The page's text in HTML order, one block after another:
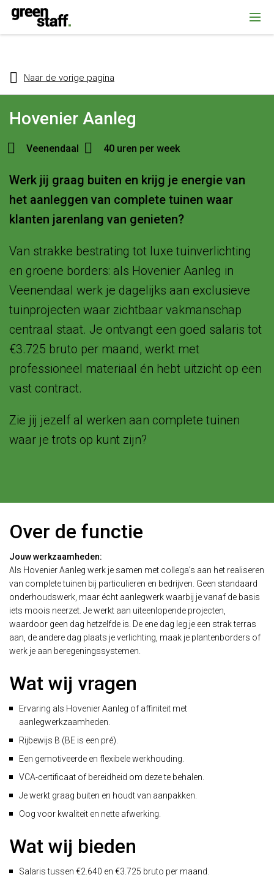
{ "@context": "https://schema.org", "@type": "Organization", "name":
""Greenstaff, "url": "https://www.greenstaff.nl", "logo": "" }
Naar de vorige pagina
Hovenier Aanleg
Veenendaal 40 uren per week
Werk jij graag buiten en krijg je energie van
het aanleggen van complete tuinen waar
klanten jarenlang van genieten?
Van strakke bestrating tot luxe tuinverlichting
en groene borders: als Hovenier Aanleg in
Veenendaal werk je dagelijks aan exclusieve
tuinprojecten waar zichtbaar vakmanschap
centraal staat. Je ontvangt een goed salaris tot
€3.725 bruto per maand, werkt met
professioneel materiaal én hebt uitzicht op een
vast contract.
Zie jij jezelf al werken aan complete tuinen
waar je trots op kunt zijn?
Over de functie
Jouw werkzaamheden:
Als Hovenier Aanleg werk je samen met collega’s aan het realiseren
van complete tuinen bij particulieren en bedrijven. Geen standaard
onderhoudswerk, maar écht aanlegwerk waarbij je vanaf de basis
iets moois neerzet. Je werkt aan uiteenlopende projecten,
waardoor geen dag hetzelfde is. De ene dag leg je een strak terras
aan, de andere dag plaats je verlichting, maak je plantenborders of
werk je aan beregeningssystemen.
Wat wij vragen
Ervaring als Hovenier Aanleg of affiniteit met
aanlegwerkzaamheden.
Rijbewijs B (BE is een pré).
Een gemotiveerde en flexibele werkhouding.
VCA-certificaat of bereidheid om deze te behalen.
Je werkt graag buiten en houdt van aanpakken.
Oog voor kwaliteit en nette afwerking.
Wat wij bieden
Salaris tussen €2.640 en €3.725 bruto per maand.